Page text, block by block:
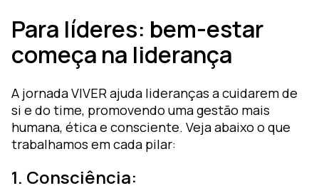
Para líderes: bem-estar
começa na liderança
A jornada VIVER ajuda lideranças a cuidarem de
si e do time, promovendo uma gestão mais
humana, ética e consciente. Veja abaixo o que
trabalhamos em cada pilar:
1. Consciência: